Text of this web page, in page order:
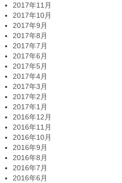
2017年11月
2017年10月
2017年9月
2017年8月
2017年7月
2017年6月
2017年5月
2017年4月
2017年3月
2017年2月
2017年1月
2016年12月
2016年11月
2016年10月
2016年9月
2016年8月
2016年7月
2016年6月